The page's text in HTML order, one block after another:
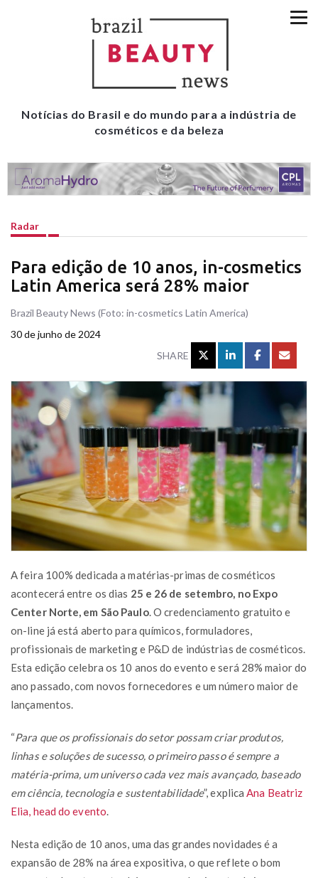
Notícias do Brasil e do mundo para a indústria de
cosméticos e da beleza
Radar
Para edição de 10 anos, in-cosmetics
Latin America será 28% maior
Brazil Beauty News (Foto: in-cosmetics Latin America)
30 de junho de 2024
SHARE
A feira 100% dedicada a matérias-primas de cosméticos
acontecerá entre os dias 25 e 26 de setembro, no Expo
Center Norte, em São Paulo. O credenciamento gratuito e
on-line já está aberto para químicos, formuladores,
profissionais de marketing e P&D de indústrias de cosméticos.
Esta edição celebra os 10 anos do evento e será 28% maior do
ano passado, com novos fornecedores e um número maior de
lançamentos.
“Para que os profissionais do setor possam criar produtos,
linhas e soluções de sucesso, o primeiro passo é sempre a
matéria-prima, um universo cada vez mais avançado, baseado
em ciência, tecnologia e sustentabilidade”, explica Ana Beatriz
Elia, head do evento
Nesta edição de 10 anos, uma das grandes novidades é a
expansão de 28% na área expositiva, o que reflete o bom